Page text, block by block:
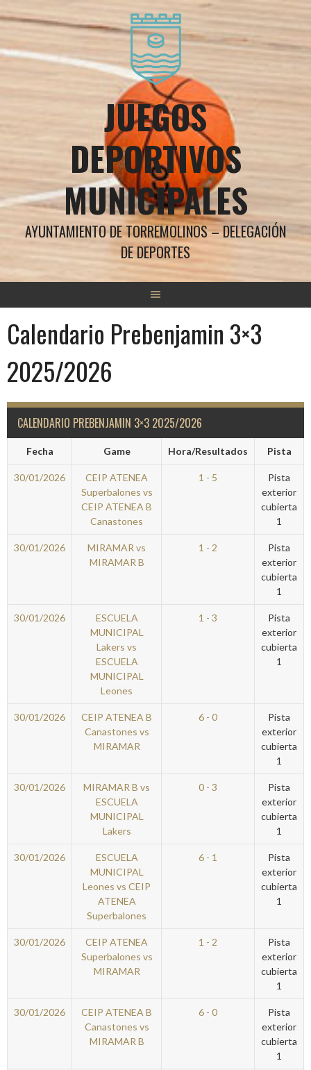
al
JUEGOS
DEPORTIVOS
MUNICIPALES
AYUNTAMIENTO DE TORREMOLINOS – DELEGACIÓN
DE DEPORTES
Calendario Prebenjamin 3×3
2025/2026
CALENDARIO PREBENJAMIN 3×3 2025/2026
Fecha Game Hora/Resultados Pista
30/01/2026
CEIP ATENEA
Superbalones vs
CEIP ATENEA B
Canastones
1 - 5
Pista
exterior
cubierta
1
30/01/2026
MIRAMAR vs
MIRAMAR B
1 - 2
Pista
exterior
cubierta
1
30/01/2026
ESCUELA
MUNICIPAL
Lakers vs
ESCUELA
MUNICIPAL
Leones
1 - 3
Pista
exterior
cubierta
1
30/01/2026
CEIP ATENEA B
Canastones vs
MIRAMAR
6 - 0
Pista
exterior
cubierta
1
30/01/2026
MIRAMAR B vs
ESCUELA
MUNICIPAL
Lakers
0 - 3
Pista
exterior
cubierta
1
30/01/2026
ESCUELA
MUNICIPAL
Leones vs CEIP
ATENEA
Superbalones
6 - 1
Pista
exterior
cubierta
1
30/01/2026
CEIP ATENEA
Superbalones vs
MIRAMAR
1 - 2
Pista
exterior
cubierta
1
30/01/2026
CEIP ATENEA B
Canastones vs
MIRAMAR B
6 - 0
Pista
exterior
cubierta
1